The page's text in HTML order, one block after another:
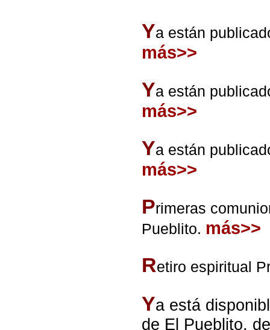
Ya están
más>>
Ya están
más>>
Ya están
más>>
Primeras
Pueblito. más>>
Retiro espiritual
Ya está
de El Pueblito,